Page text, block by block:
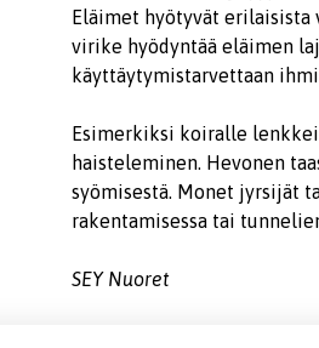
Eläimet hyötyvät erilaisista
virike hyödyntää eläimen
käyttäytymistarvettaan
Esimerkiksi koiralle
haisteleminen. Hevonen
syömisestä. Monet jyrsijät
rakentamisessa tai
SEY Nuoret